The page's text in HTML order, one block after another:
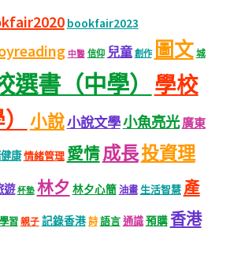
bookfair2023
中醫 信仰 兒童 創作 圖文 城
選書（中學）
學校
小說小說文學小魚亮光 廣東
康情緒管理 愛情成長投資理
遊 杯墊 林夕 林夕心簡 油畫 生活智慧 產
習 親子 記錄香港 詩 語言通識預購香港